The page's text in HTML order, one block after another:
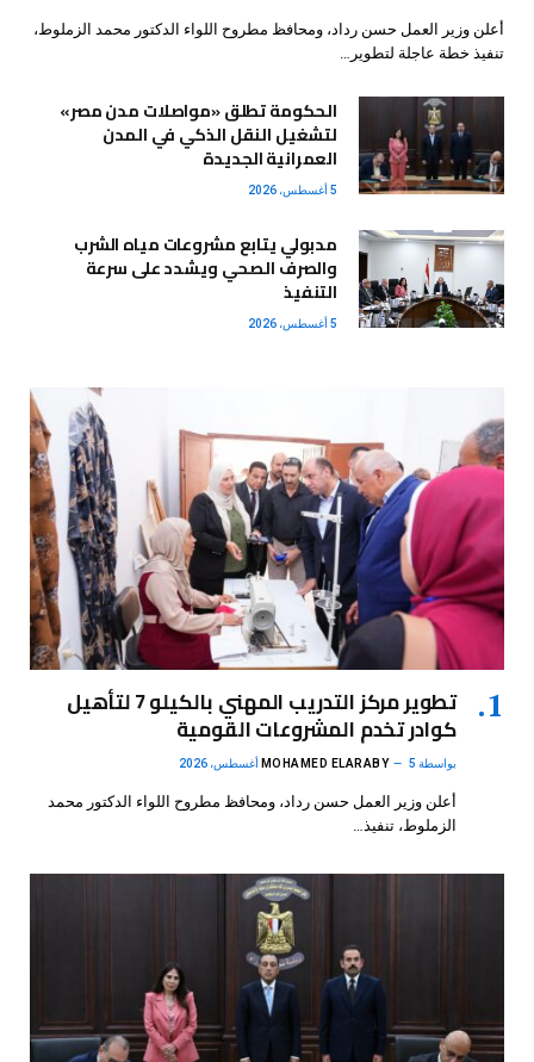
أعلن وزير العمل حسن رداد، ومحافظ مطروح اللواء الدكتور محمد الزملوط،
تنفيذ خطة عاجلة لتطوير…
الحكومة تطلق «مواصلات مدن مصر»
لتشغيل النقل الذكي في المدن
العمرانية الجديدة
5 أغسطس، 2026
مدبولي يتابع مشروعات مياه الشرب
والصرف الصحي ويشدد على سرعة
التنفيذ
5 أغسطس، 2026
تطوير مركز التدريب المهني بالكيلو 7 لتأهيل
كوادر تخدم المشروعات القومية
بواسطة MOHAMED ELARABY 5 أغسطس، 2026
أعلن وزير العمل حسن رداد، ومحافظ مطروح اللواء الدكتور محمد
الزملوط، تنفيذ…